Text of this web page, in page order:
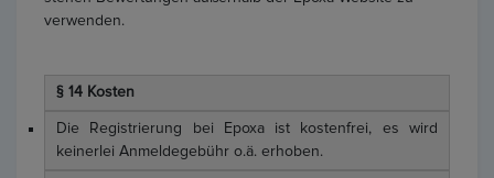
verwenden.
§ 14 Kosten
Die Registrierung bei Epoxa ist kostenfrei, es wird
keinerlei Anmeldegebühr o.ä. erhoben.